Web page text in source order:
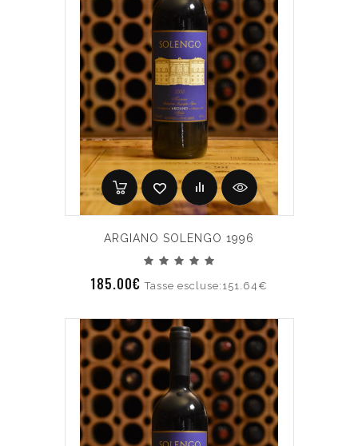
ARGIANO SOLENGO 1996
185.00€Tasse escluse:151.64€